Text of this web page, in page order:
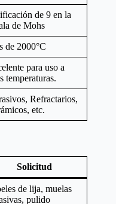
de 9 en la
de Mohs
de 2000°C
para uso a
temperaturas.
Refractarios,
etc.
Solicitud
de lija, muelas
pulido